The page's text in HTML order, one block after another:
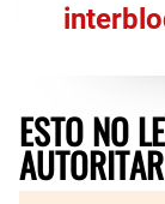
ESTO NO